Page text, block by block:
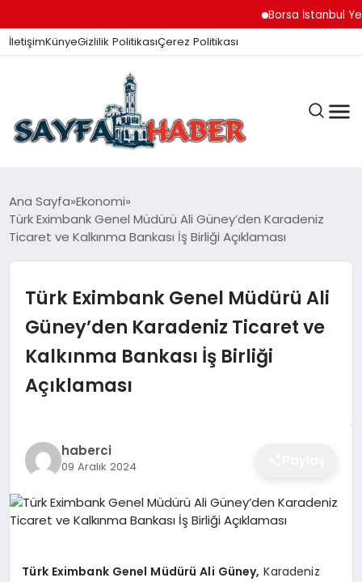
Borsa İstanbul Yeni
İletişimKünyeGizlilik PolitikasıÇerez Politikası
ANA SAYFA
GÜNDEM
İZMIR HABERLERI
EĞITIM
EKONOMI
SAĞLIK
Ana Sayfa Ekonomi
Türk Eximbank Genel Müdürü Ali Güney’den Karadeniz
Ticaret ve Kalkınma Bankası İş Birliği Açıklaması
Türk Eximbank Genel Müdürü Ali
Güney’den Karadeniz Ticaret ve
Kalkınma Bankası İş Birliği
Açıklaması
haberci
09 Aralık 2024
Türk Eximbank Genel Müdürü Ali Güney, Karadeniz